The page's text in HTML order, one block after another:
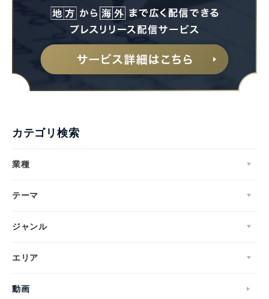
カテゴリ検索
業種
テーマ
ジャンル
エリア
動画